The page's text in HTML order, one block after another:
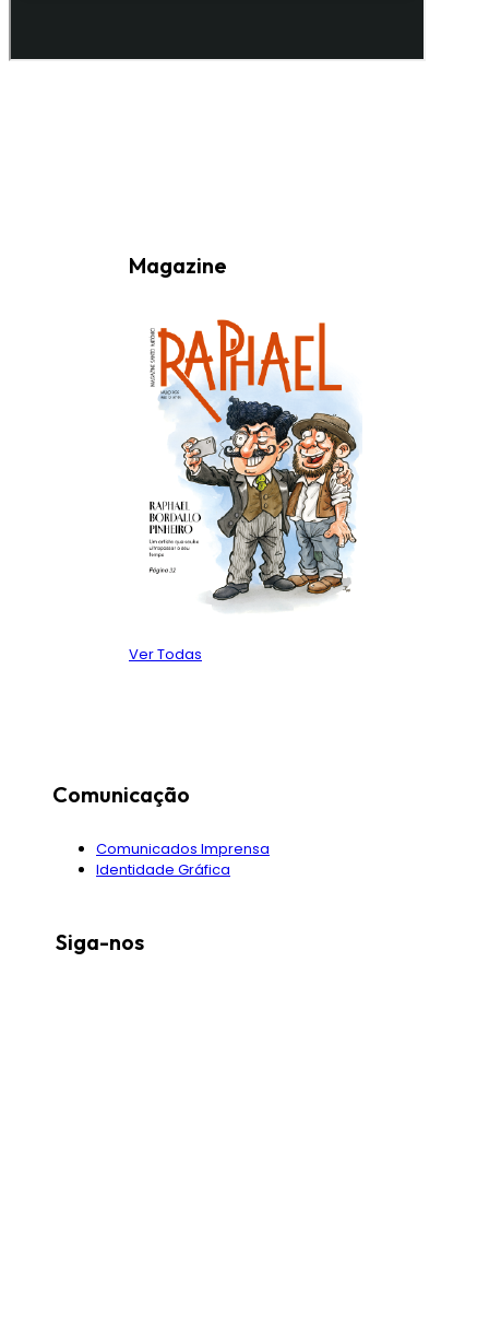
Magazine
Ver Todas
Comunicação
Comunicados Imprensa
Identidade Gráfica
Siga-nos